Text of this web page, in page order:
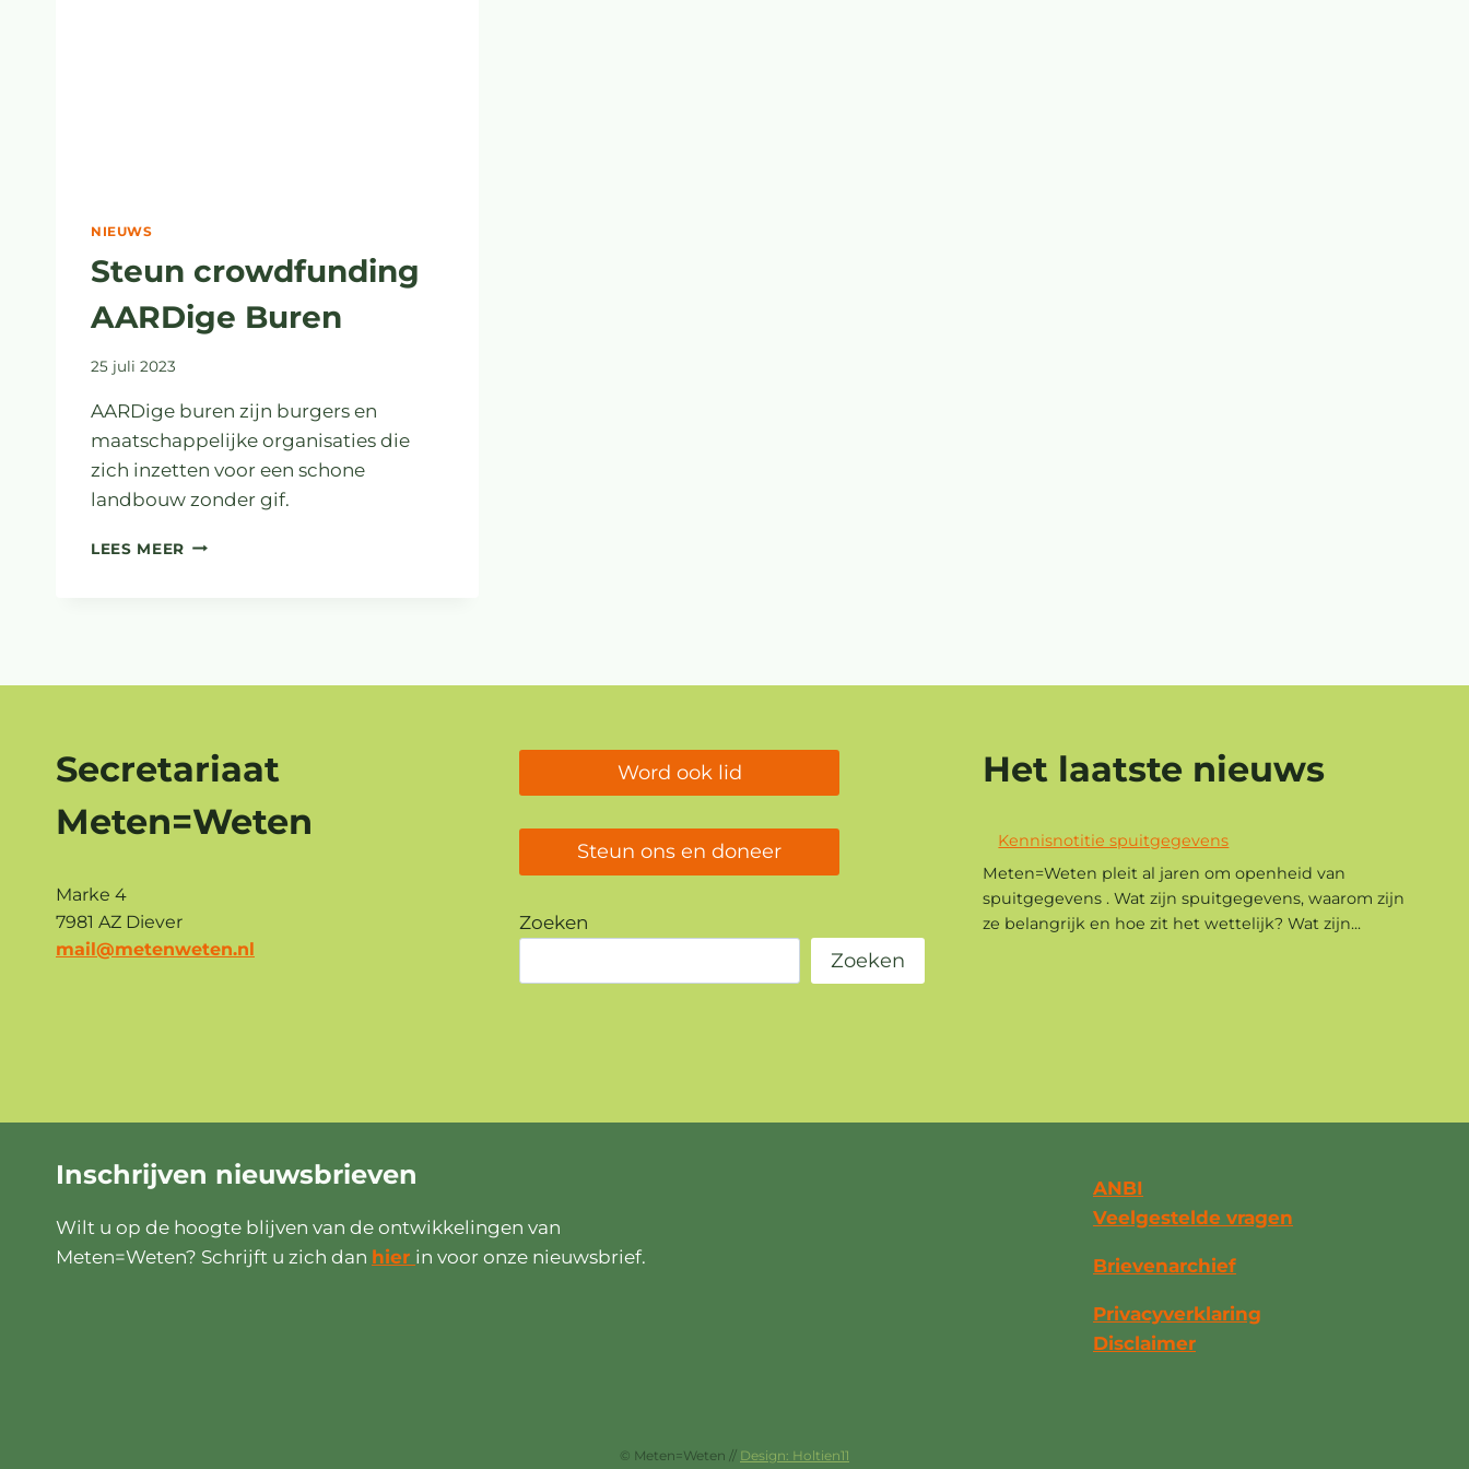
NIEUWS
Steun crowdfunding
AARDige Buren
25 juli 2023
AARDige buren zijn burgers en
maatschappelijke organisaties die
zich inzetten voor een schone
landbouw zonder gif.
LEES MEER STEUN
Secretariaat
Meten=Weten
Marke 4
7981 AZ Diever
mail@metenweten.nl
Word ook lid
Steun ons en doneer
Zoeken
Zoeken
Het laatste nieuws
Kennisnotitie spuitgegevens
Meten=Weten pleit al jaren om openheid van
spuitgegevens . Wat zijn spuitgegevens, waarom zijn
ze belangrijk en hoe zit het wettelijk? Wat zijn...
Inschrijven nieuwsbrieven
Wilt u op de hoogte blijven van de ontwikkelingen van
Meten=Weten? Schrijft u zich dan hier in voor onze nieuwsbrief.
ANBI
Veelgestelde vragen
Brievenarchief
Privacyverklaring
Disclaimer
© Meten=Weten // Design: Holtien11